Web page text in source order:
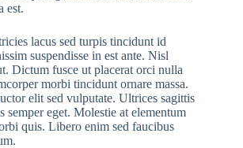
est.
lacus sed turpis tincidunt id
suspendisse in est ante. Nisl
Dictum fusce ut placerat orci nulla
morbi tincidunt ornare massa.
elit sed vulputate. Ultrices sagittis
semper eget. Molestie at elementum
quis. Libero enim sed faucibus